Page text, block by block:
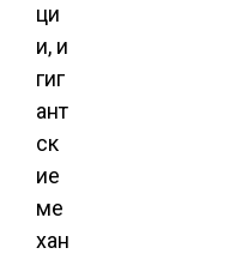
ци
и, и
гиг
ант
ск
ие
ме
хан